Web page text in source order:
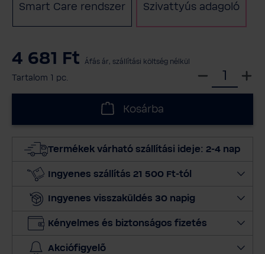
Smart Care rendszer Szivattyús adagoló
4 681 Ft Áfás ár, szállítási költség nélkül
Tartalom 1 pc.
s
m
n
y
Kosárba
Termékek várható szállítási ideje: 2-4 nap
Ingyenes szállítás 21 500 Ft-tól
Ingyenes visszaküldés 30 napig
Kényelmes és biztonságos fizetés
Akciófigyelő